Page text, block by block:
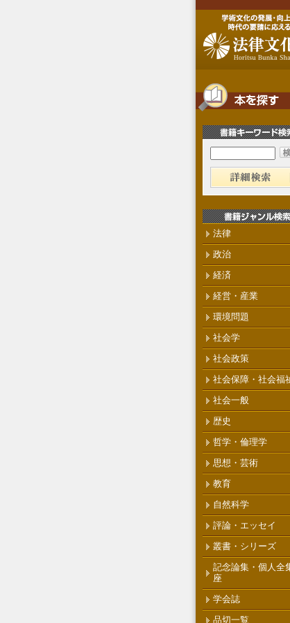
法律
政治
経済
経営・産業
環境問題
社会学
社会政策
社会保障・社会福
社会一般
歴史
哲学・倫理学
思想・芸術
教育
自然科学
評論・エッセイ
叢書・シリーズ
記念論集・個人全
座
学会誌
品切一覧